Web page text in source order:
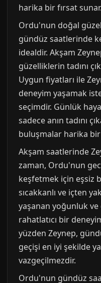
harika bir fırsat sunar.
Ordu'nun doğal
gündüz saatlerinde
idealdir. Akşam
güzelliklerin tadını
Uygun fiyatları ile
deneyim yaşamak
seçimdir. Günlük
sadece anın tadını
buluşmalar harika
Akşam saatlerinde
zaman, Ordu'nun
keşfetmek için eşsiz
sıcakkanlı ve içten
yaşanan yoğunluk
rahatlatıcı bir
yüzden Zeynep,
geçişi en iyi şekilde
vazgeçilmezdir.
Ordu'nun gündüz